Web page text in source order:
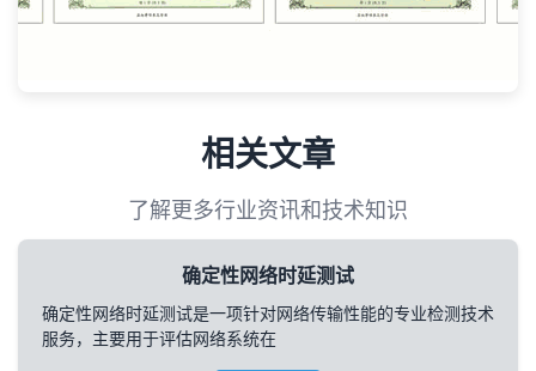
相关文章
了解更多行业资讯和技术知识
确定性网络时延测试
确定性网络时延测试是一项针对网络传输性能的专业检测技术
服务，主要用于评估网络系统在